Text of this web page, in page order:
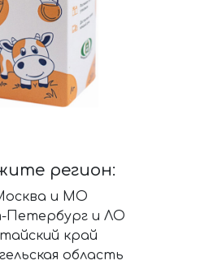
регион:
и МО
Петербург и ЛО
край
область